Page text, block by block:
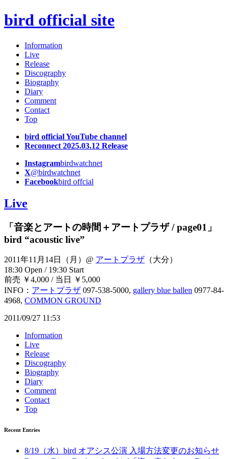
bird official site
Information
Live
Release
Discography
Biography
Diary
Comment
Contact
Top
bird official YouTube channel
Reconnect 2025.03.12 Release
Instagrambirdwatchnet
X@birdwatchnet
Facebookbird offcial
Live
「音楽とアートの時間＋アートプラザ / page01」
bird “acoustic live”
2011年11月14日（月）@ アートプラザ （大分）
18:30 Open / 19:30 Start
前売 ￥4,000 / 当日 ￥5,000
INFO： アートプラザ 097-538-5000, gallery blue ballen 0977-84-
4968, COMMON GROUND
2011/09/27 11:53
Information
Live
Release
Discography
Biography
Diary
Comment
Contact
Top
Recent Entries
8/19（水）bird オアシス公演 入場方法変更のお知らせ